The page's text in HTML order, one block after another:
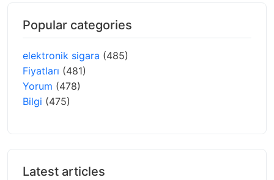
Popular categories
elektronik sigara (485)
Fiyatları (481)
Yorum (478)
Bilgi (475)
Latest articles